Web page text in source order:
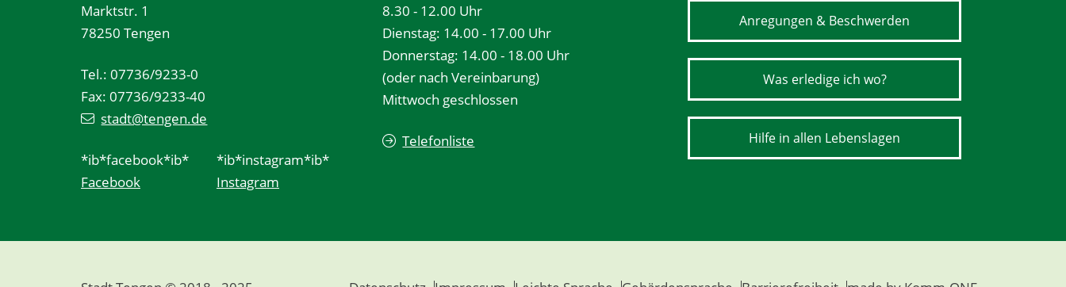
Marktstr. 1
78250 Tengen
Tel.: 07736/9233-0
Fax: 07736/9233-40
stadt@tengen.de
*ib*facebook*ib*
Facebook
*ib*instagram*ib*
Instagram
8.30 - 12.00 Uhr
Dienstag: 14.00 - 17.00 Uhr
Donnerstag: 14.00 - 18.00 Uhr
(oder nach Vereinbarung)
Mittwoch geschlossen
Telefonliste
Anregungen & Beschwerden
Was erledige ich wo?
Hilfe in allen Lebenslagen